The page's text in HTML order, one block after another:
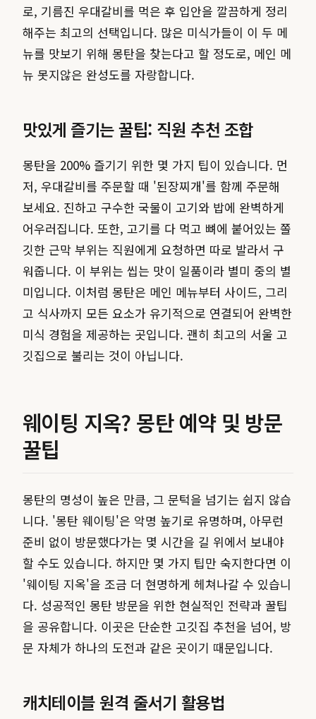
로, 기름진 우대갈비를 먹은 후 입안을 깔끔하게 정리
해주는 최고의 선택입니다. 많은 미식가들이 이 두 메
뉴를 맛보기 위해 몽탄을 찾는다고 할 정도로, 메인 메
뉴 못지않은 완성도를 자랑합니다.
맛있게 즐기는 꿀팁: 직원 추천 조합
몽탄을 200% 즐기기 위한 몇 가지 팁이 있습니다. 먼
저, 우대갈비를 주문할 때 '된장찌개'를 함께 주문해
보세요. 진하고 구수한 국물이 고기와 밥에 완벽하게
어우러집니다. 또한, 고기를 다 먹고 뼈에 붙어있는 쫄
깃한 근막 부위는 직원에게 요청하면 따로 발라서 구
워줍니다. 이 부위는 씹는 맛이 일품이라 별미 중의 별
미입니다. 이처럼 몽탄은 메인 메뉴부터 사이드, 그리
고 식사까지 모든 요소가 유기적으로 연결되어 완벽한
미식 경험을 제공하는 곳입니다. 괜히 최고의 서울 고
깃집으로 불리는 것이 아닙니다.
웨이팅 지옥? 몽탄 예약 및 방문
꿀팁
몽탄의 명성이 높은 만큼, 그 문턱을 넘기는 쉽지 않습
니다. '몽탄 웨이팅'은 악명 높기로 유명하며, 아무런
준비 없이 방문했다가는 몇 시간을 길 위에서 보내야
할 수도 있습니다. 하지만 몇 가지 팁만 숙지한다면 이
'웨이팅 지옥'을 조금 더 현명하게 헤쳐나갈 수 있습니
다. 성공적인 몽탄 방문을 위한 현실적인 전략과 꿀팁
을 공유합니다. 이곳은 단순한 고깃집 추천을 넘어, 방
문 자체가 하나의 도전과 같은 곳이기 때문입니다.
캐치테이블 원격 줄서기 활용법